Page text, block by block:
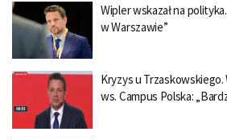
Wipler wskazał na
w Warszawie”
Kryzys u
ws. Campus Polska: